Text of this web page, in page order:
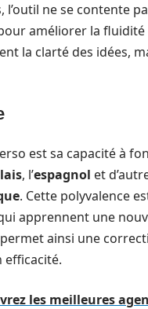
l’outil ne se contente
améliorer la
la clarté des idées,
est sa capacité à
, l’espagnol et
. Cette polyvalence
apprennent une
permet ainsi une
efficacité.
les meilleures